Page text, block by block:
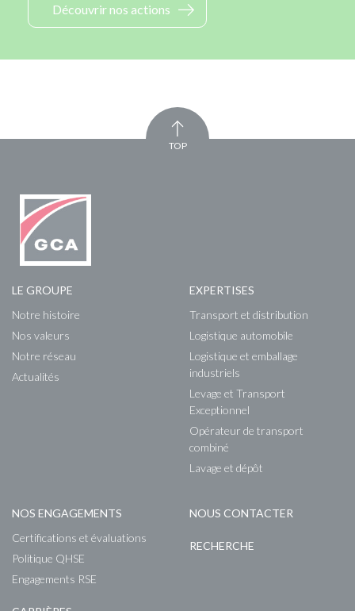
Découvrir nos actions
TOP
LE GROUPE
Notre histoire
Nos valeurs
Notre réseau
Actualités
EXPERTISES
Transport et distribution
Logistique automobile
Logistique et emballage
industriels
Levage et Transport
Exceptionnel
Opérateur de transport
combiné
Lavage et dépôt
NOS ENGAGEMENTS
Certifications et évaluations
Politique QHSE
Engagements RSE
NOUS CONTACTER
RECHERCHE